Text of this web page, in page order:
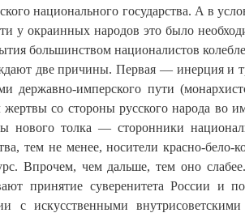
национального государства. А в
у окраинных народов это было
большинством националистов
две причины. Первая — инерция и
имперского пути
со стороны русского народа во
нового толка — сторонники
тем не менее, носители красно-бело-
Впрочем, чем дальше, тем оно
принятие суверенитета России и
с искусственными